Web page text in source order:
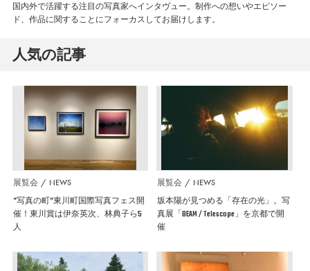
国内外で活躍する注目の写真家へインタヴュー。制作への想いやエピソー
ド、作品に関することにフォーカスしてお届けします。
人気の記事
展覧会 NEWS
”写真の町”東川町国際写真フェス開
催！東川賞は伊奈英次、林典子ら5
人
展覧会 NEWS
坂本陽が見つめる「存在の光」。写
真展「BEAM / Telescope」を京都で開
催